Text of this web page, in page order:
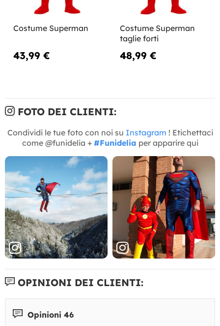
Costume Superman
43,99 €
Costume Superman
taglie forti
48,99 €
FOTO DEI CLIENTI:
Condividi le tue foto con noi su Instagram ! Etichettaci
come @funidelia + #Funidelia per apparire qui
OPINIONI DEI CLIENTI:
Opinioni 46